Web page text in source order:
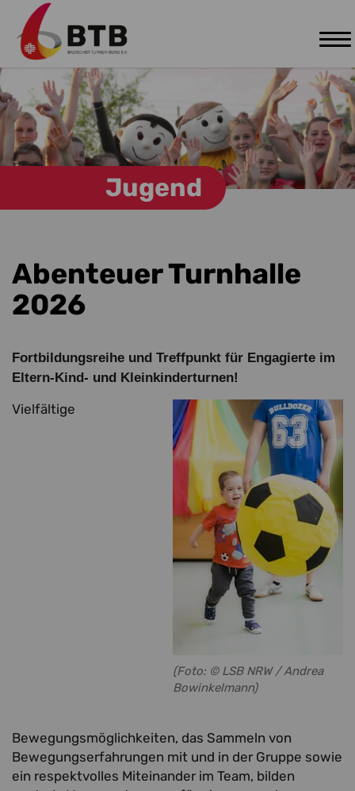
Zum Hauptinhalt springen
Jugend
Abenteuer Turnhalle
2026
Fortbildungsreihe und Treffpunkt für Engagierte im
Eltern-Kind- und Kleinkinderturnen!
(Foto: © LSB NRW / Andrea
Bowinkelmann)
Vielfältige
Bewegungsmöglichkeiten, das Sammeln von
Bewegungserfahrungen mit und in der Gruppe sowie
ein respektvolles Miteinander im Team, bilden